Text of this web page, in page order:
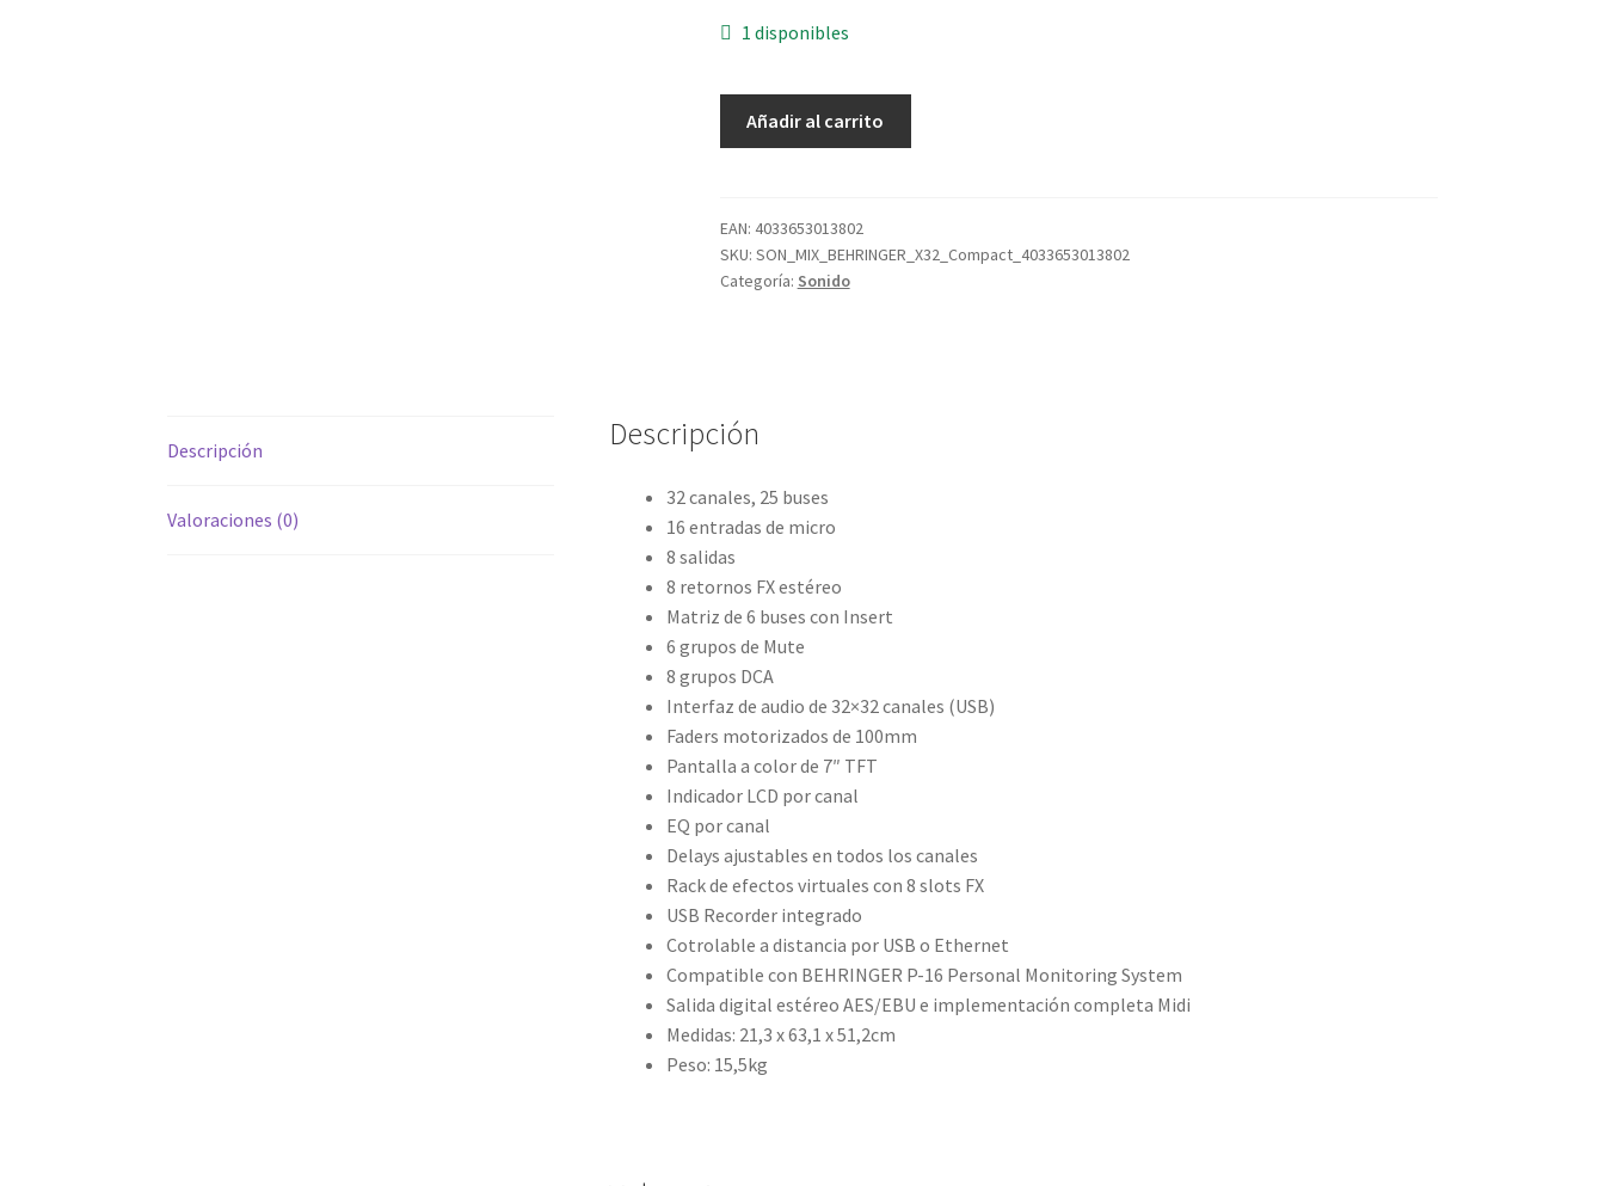
1 disponibles
Añadir al carrito
EAN: 4033653013802
SKU: SON_MIX_BEHRINGER_X32_Compact_4033653013802
Categoría: Sonido
Descripción
Valoraciones (0)
Descripción
32 canales, 25 buses
16 entradas de micro
8 salidas
8 retornos FX estéreo
Matriz de 6 buses con Insert
6 grupos de Mute
8 grupos DCA
Interfaz de audio de 32×32 canales (USB)
Faders motorizados de 100mm
Pantalla a color de 7″ TFT
Indicador LCD por canal
EQ por canal
Delays ajustables en todos los canales
Rack de efectos virtuales con 8 slots FX
USB Recorder integrado
Cotrolable a distancia por USB o Ethernet
Compatible con BEHRINGER P-16 Personal Monitoring System
Salida digital estéreo AES/EBU e implementación completa Midi
Medidas: 21,3 x 63,1 x 51,2cm
Peso: 15,5kg